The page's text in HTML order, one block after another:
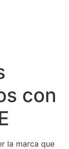
con
la marca que